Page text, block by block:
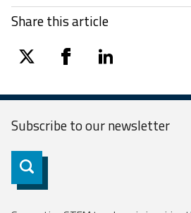
Share this article
twitter facebooklinkedin
Subscribe to ournewsletter
Subscribe